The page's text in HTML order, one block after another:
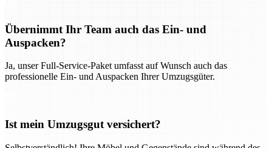
Übernimmt Ihr Team auch das Ein- und
Auspacken?
Ja, unser Full-Service-Paket umfasst auf Wunsch auch das
professionelle Ein- und Auspacken Ihrer Umzugsgüter.
Ist mein Umzugsgut versichert?